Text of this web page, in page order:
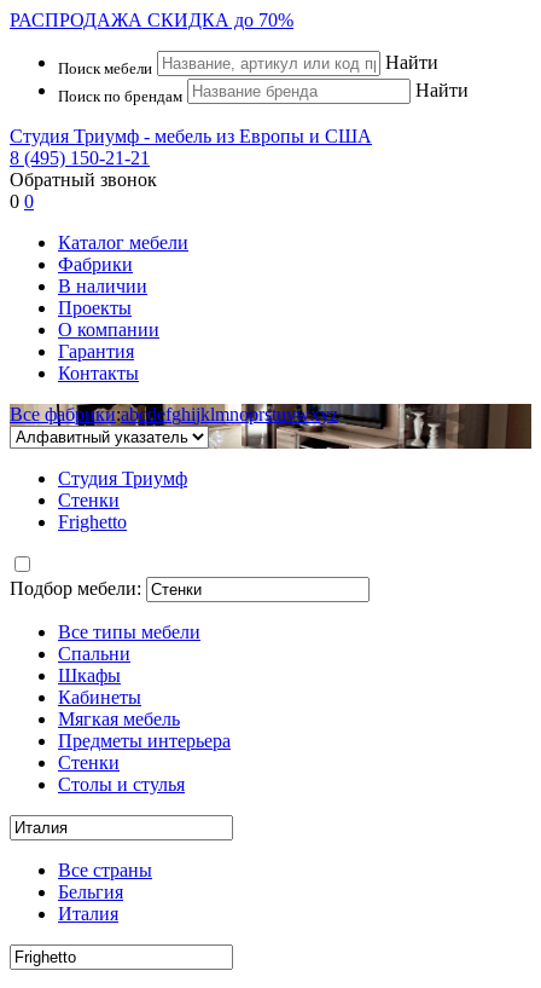
РАСПРОДАЖА СКИДКА до 70%
Поиск мебели Найти
Поиск по брендам Найти
Студия Триумф - мебель из Европы и США
8 (495) 150-21-21
Обратный звонок
0 0
Каталог мебели
Фабрики
В наличии
Проекты
О компании
Гарантия
Контакты
Все фабрики:abcdefghijklmnoprstuvwxyz
Студия Триумф
Стенки
Frighetto
Подбор мебели:
Все типы мебели
Спальни
Шкафы
Кабинеты
Мягкая мебель
Предметы интерьера
Стенки
Столы и стулья
Все страны
Бельгия
Италия